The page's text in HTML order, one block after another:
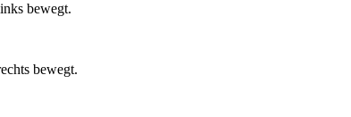
bewegt.
bewegt.